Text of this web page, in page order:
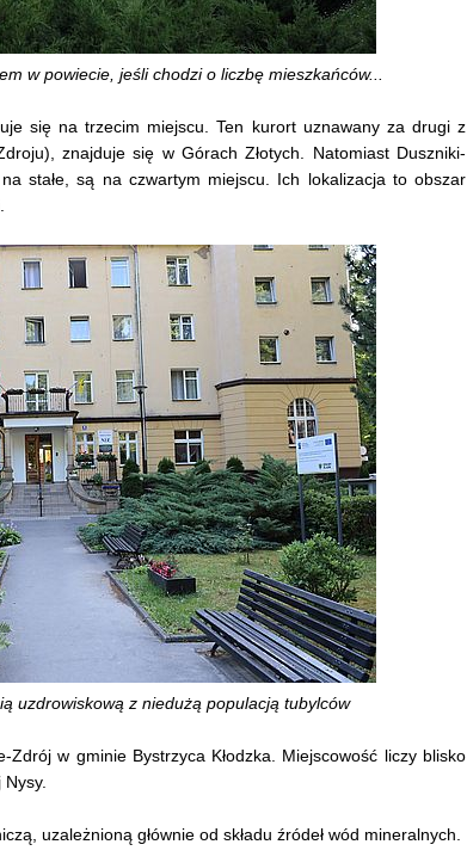
w powiecie, jeśli chodzi o liczbę mieszkańców...
się na trzecim miejscu. Ten kurort uznawany za drugi z
znajduje się w Górach Złotych. Natomiast Duszniki-
stałe, są na czwartym miejscu. Ich lokalizacja to obszar
uzdrowiskową z niedużą populacją tubylców
Zdrój w gminie Bystrzyca Kłodzka. Miejscowość liczy blisko
uzależnioną głównie od składu źródeł wód mineralnych.